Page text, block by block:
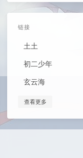
链接
土土
初二少年
玄云海
查看更多